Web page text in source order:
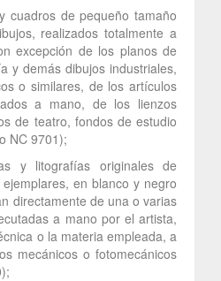
cuadros de pequeño tamaño
realizados totalmente a
excepción de los planos de
y demás dibujos industriales,
o similares, de los artículos
a mano, de los lienzos
de teatro, fondos de estudio
NC 9701);
y litografías originales de
en blanco y negro
directamente de una o varias
a mano por el artista,
o la materia empleada, a
mecánicos o fotomecánicos